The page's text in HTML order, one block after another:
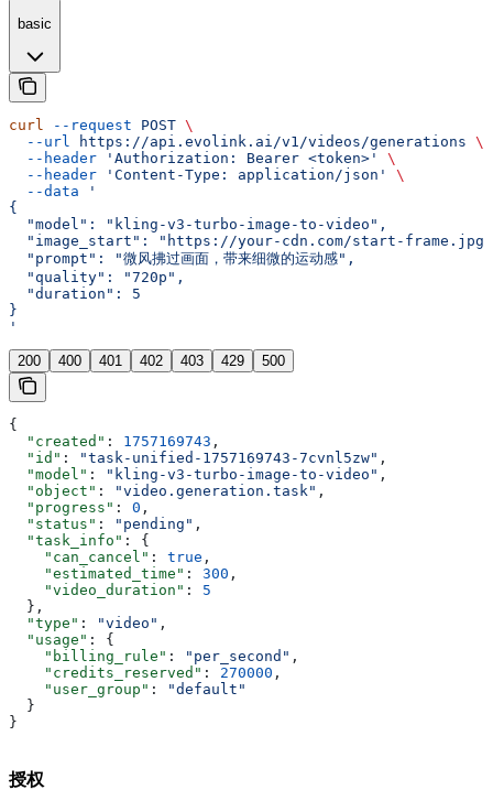
basic
curl --request POST \
  --url
https://api.evolink.ai/v1/videos/generations \
  --header
'Authorization: Bearer <token>'
\
  --header
'Content-Type: application/json'
\
  --data
'
{
  "model": "kling-v3-turbo-image-to-video",
"image_start": "https://your-cdn.com/start-
  "prompt": "微风拂过画面，带来细微的运动感",
  "quality": "720p",
  "duration": 5
}
'
200 400 401 402 403 429 500
{
  "created"
: 1757169743 ,
  "id"
: "task-unified-1757169743-7cvnl5zw" ,
  "model"
: "kling-v3-turbo-image-to-video" ,
  "object"
: "video.generation.task" ,
  "progress"
: 0 ,
  "status"
: "pending" ,
  "task_info"
: {
    "can_cancel"
: true ,
    "estimated_time"
: 300 ,
    "video_duration"
: 5
  },
  "type"
: "video" ,
  "usage"
: {
    "billing_rule"
: "per_second" ,
    "credits_reserved"
: 270000 ,
    "user_group"
:
"default"
  }
}
授权